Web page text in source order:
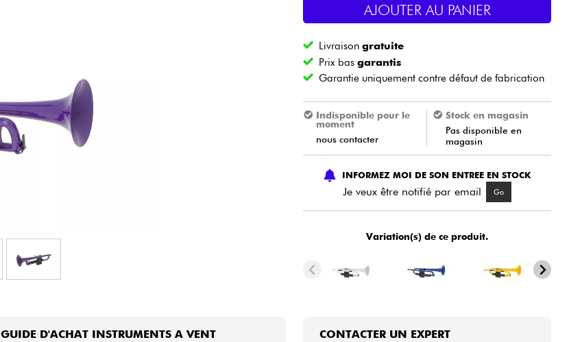
Vents
Câbles & Access.
Voir nos marques
AJOUTER AU PANIER
Livraisongratuite
Prix basgarantis
Garantie uniquement contre défaut de fabrication
Indisponible pour le
moment
nous contacter
Stock en magasin
Pas disponible en
magasin
INFORMEZ MOI DE SON ENTREE EN STOCK
Je veux être notifié par email Go
Variation(s) de ce produit.
GUIDE D'ACHAT INSTRUMENTS A VENT CONTACTER UN EXPERT